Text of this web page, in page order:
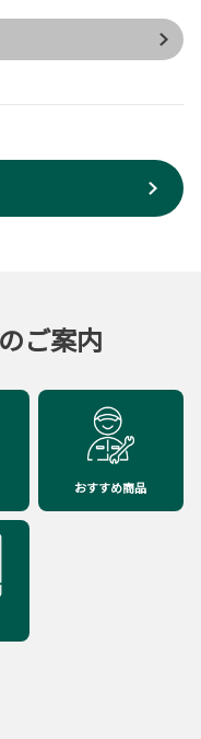
ご案内
おすすめ商品